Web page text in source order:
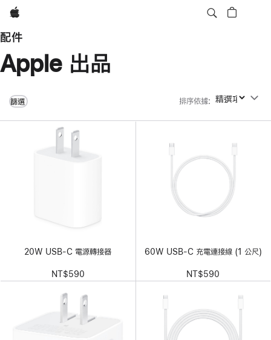
Apple
配件
Apple 出品
篩選 排序依據: 排序依據
20W USB-C 電源轉接器
NT$590
60W USB-C 充電連接線 (1 公尺)
NT$590